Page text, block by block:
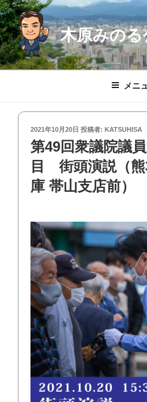
コ
ン
テ
ン
ツ
木原みの
メニ
投
稿
日:
2021年10月20日 投稿者: KATSUHISA
第49回衆議院議
目 街頭演説（
庫 帯山支店前）